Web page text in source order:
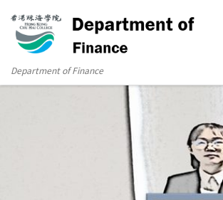
Department of Finance